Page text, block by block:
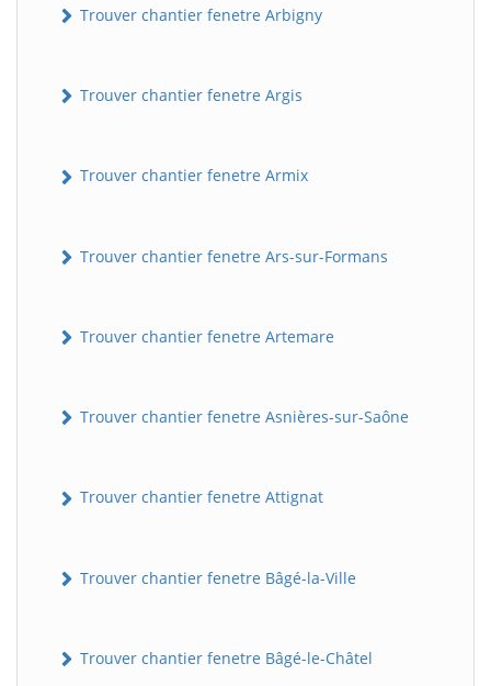
Trouver chantier fenetre Arbigny
Trouver chantier fenetre Argis
Trouver chantier fenetre Armix
Trouver chantier fenetre Ars-sur-Formans
Trouver chantier fenetre Artemare
Trouver chantier fenetre Asnières-sur-Saône
Trouver chantier fenetre Attignat
Trouver chantier fenetre Bâgé-la-Ville
Trouver chantier fenetre Bâgé-le-Châtel